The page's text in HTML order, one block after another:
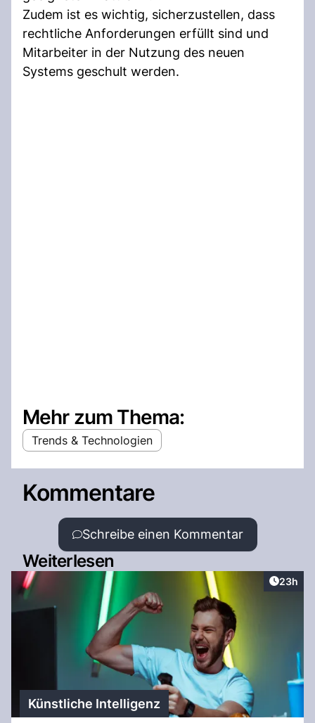
Zudem ist es wichtig, sicherzustellen, dass
rechtliche Anforderungen erfüllt sind und
Mitarbeiter in der Nutzung des neuen
Systems geschult werden.
Mehr zum Thema:
Trends & Technologien
Kommentare
Schreibe einen Kommentar
Weiterlesen
Artikel
23h
Künstliche Intelligenz